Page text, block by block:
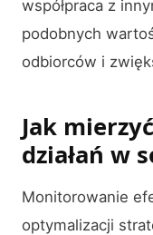
współpraca z
podobnych
odbiorców i
Jak
działań w
Monitorowanie
optymalizacji